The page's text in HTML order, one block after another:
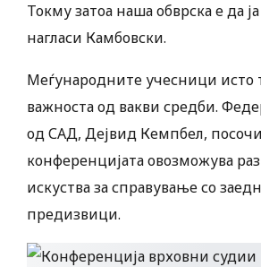
Токму затоа наша обврска е да
нагласи Камбовски.
Меѓународните учесници исто
важноста од вакви средби.
од САД, Дејвид Кемпбел,
конференцијата овозможува
искуства за справување со
предизвици.